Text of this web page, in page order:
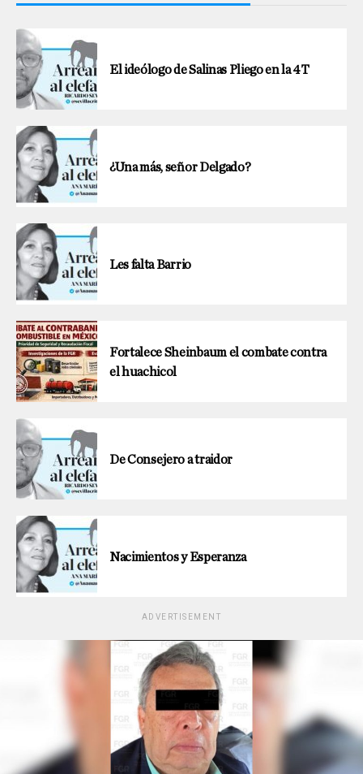
El ideólogo de Salinas Pliego en la 4T
¿Una más, señor Delgado?
Les falta Barrio
Fortalece Sheinbaum el combate contra
el huachicol
De Consejero a traidor
Nacimientos y Esperanza
ADVERTISEMENT